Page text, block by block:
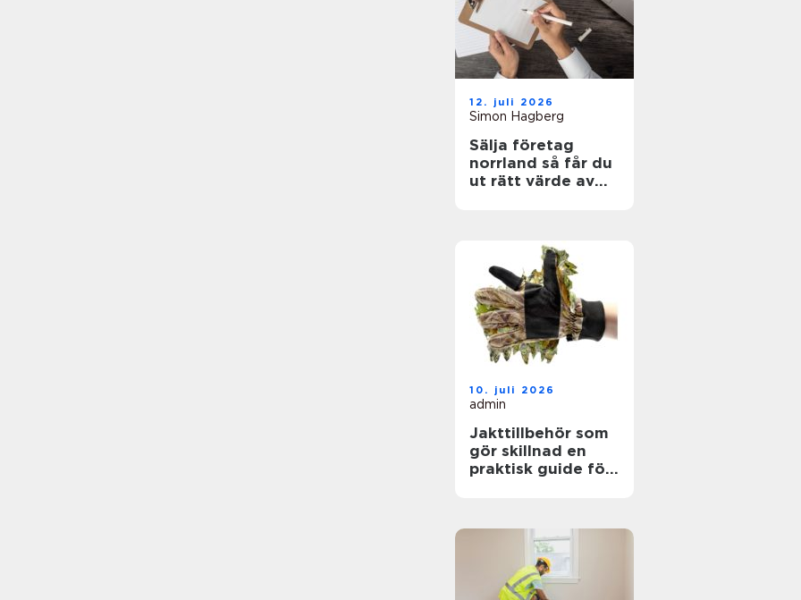
12. juli 2026
Simon Hagberg
Sälja företag
norrland så får du
ut rätt värde av
10. juli 2026
admin
Jakttillbehör som
gör skillnad en
praktisk guide för